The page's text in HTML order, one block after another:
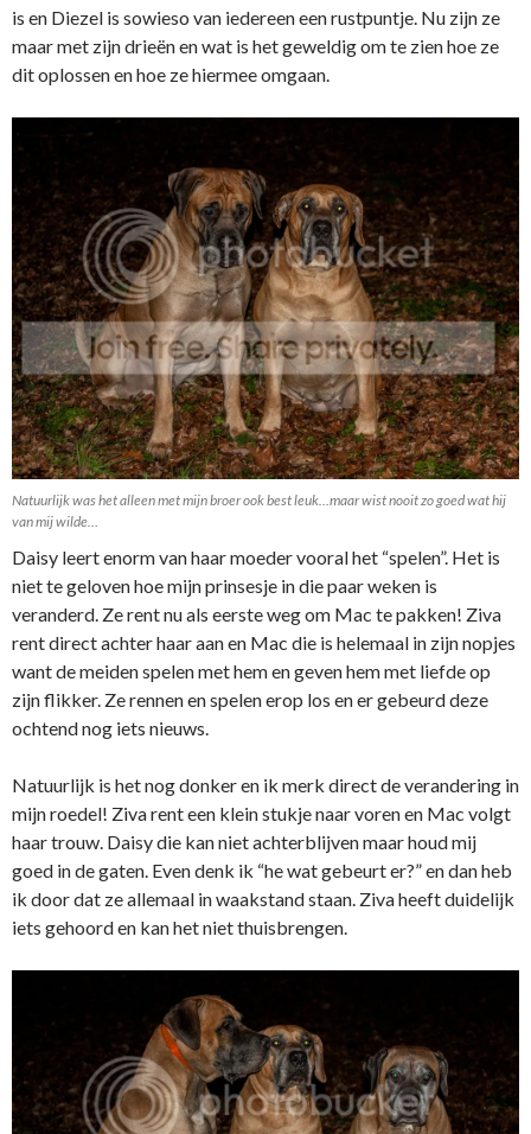
is en Diezel is sowieso van iedereen een rustpuntje. Nu zijn ze
maar met zijn drieën en wat is het geweldig om te zien hoe ze
dit oplossen en hoe ze hiermee omgaan.
Natuurlijk was het alleen met mijn broer ook best leuk…maar wist nooit zo goed wat hij
van mij wilde…
Daisy leert enorm van haar moeder vooral het “spelen”. Het is
niet te geloven hoe mijn prinsesje in die paar weken is
veranderd. Ze rent nu als eerste weg om Mac te pakken! Ziva
rent direct achter haar aan en Mac die is helemaal in zijn nopjes
want de meiden spelen met hem en geven hem met liefde op
zijn flikker. Ze rennen en spelen erop los en er gebeurd deze
ochtend nog iets nieuws.
Natuurlijk is het nog donker en ik merk direct de verandering in
mijn roedel! Ziva rent een klein stukje naar voren en Mac volgt
haar trouw. Daisy die kan niet achterblijven maar houd mij
goed in de gaten. Even denk ik “he wat gebeurt er?” en dan heb
ik door dat ze allemaal in waakstand staan. Ziva heeft duidelijk
iets gehoord en kan het niet thuisbrengen.